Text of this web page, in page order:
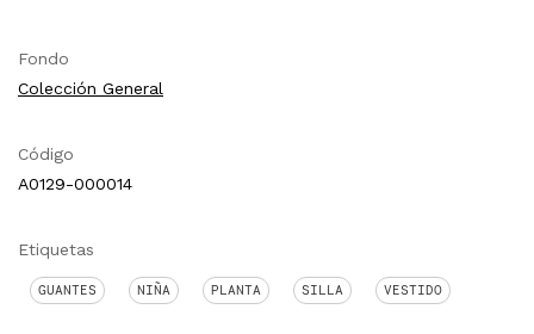
Fondo
Colección General
Código
A0129-000014
Etiquetas
GUANTES NIÑA PLANTA SILLA VESTIDO